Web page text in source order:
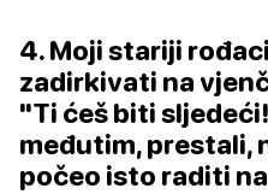
4. Moji stariji
zadirkivati na
"Ti ćeš biti
međutim, prestali,
počeo isto raditi